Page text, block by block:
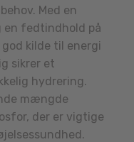
Med en
en fedtindhold på
kilde til energi
sikrer et
hydrering.
mængde
der er vigtige